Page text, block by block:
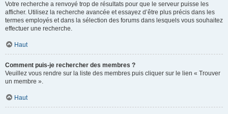
Votre recherche a renvoyé trop de résultats pour que le serveur puisse les
afficher. Utilisez la recherche avancée et essayez d’être plus précis dans les
termes employés et dans la sélection des forums dans lesquels vous souhaitez
effectuer une recherche.
Haut
Comment puis-je rechercher des membres ?
Veuillez vous rendre sur la liste des membres puis cliquer sur le lien « Trouver
un membre ».
Haut